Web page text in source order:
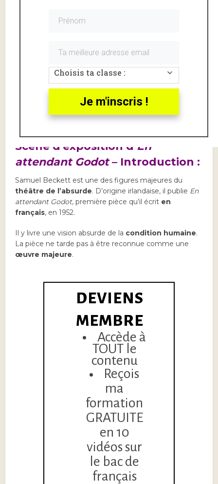
Voici un commentaire de lascène d’exposition
Scène d’exposition d’ En
attendant Godot– Introduction :
Samuel Beckett est une des figures majeures du
théâtre de l’absurde. D’origine irlandaise, il publie En
attendant Godot, première pièce qu’il écrit en
français, en 1952.
Il y livre une vision absurde de la condition humaine.
La pièce ne tarde pas à être reconnue comme une
œuvre majeure.
DEVIENS
MEMBRE
Accède à
TOUT le
contenu
Reçois
ma
formation
GRATUITE
en 10
vidéos sur
le bac de
français
Choisis ta classe :
Je m'inscris !